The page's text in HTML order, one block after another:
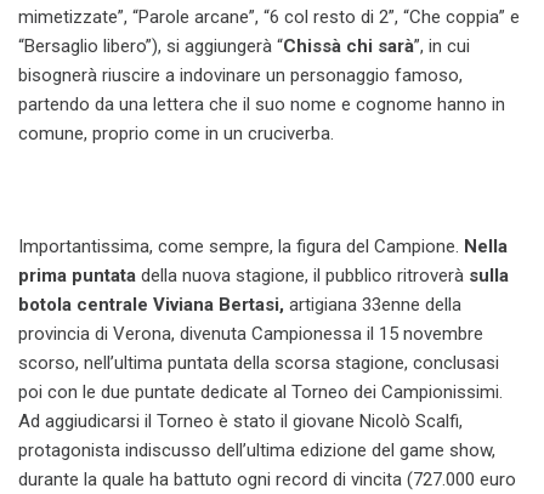
mimetizzate”, “Parole arcane”, “6 col resto di 2”, “Che coppia” e
“Bersaglio libero”), si aggiungerà “Chissà chi sarà”, in cui
bisognerà riuscire a indovinare un personaggio famoso,
partendo da una lettera che il suo nome e cognome hanno in
comune, proprio come in un cruciverba.
Importantissima, come sempre, la figura del Campione. Nella
prima puntata della nuova stagione, il pubblico ritroverà sulla
botola centrale Viviana Bertasi, artigiana 33enne della
provincia di Verona, divenuta Campionessa il 15 novembre
scorso, nell’ultima puntata della scorsa stagione, conclusasi
poi con le due puntate dedicate al Torneo dei Campionissimi.
Ad aggiudicarsi il Torneo è stato il giovane Nicolò Scalfi,
protagonista indiscusso dell’ultima edizione del game show,
durante la quale ha battuto ogni record di vincita (727.000 euro